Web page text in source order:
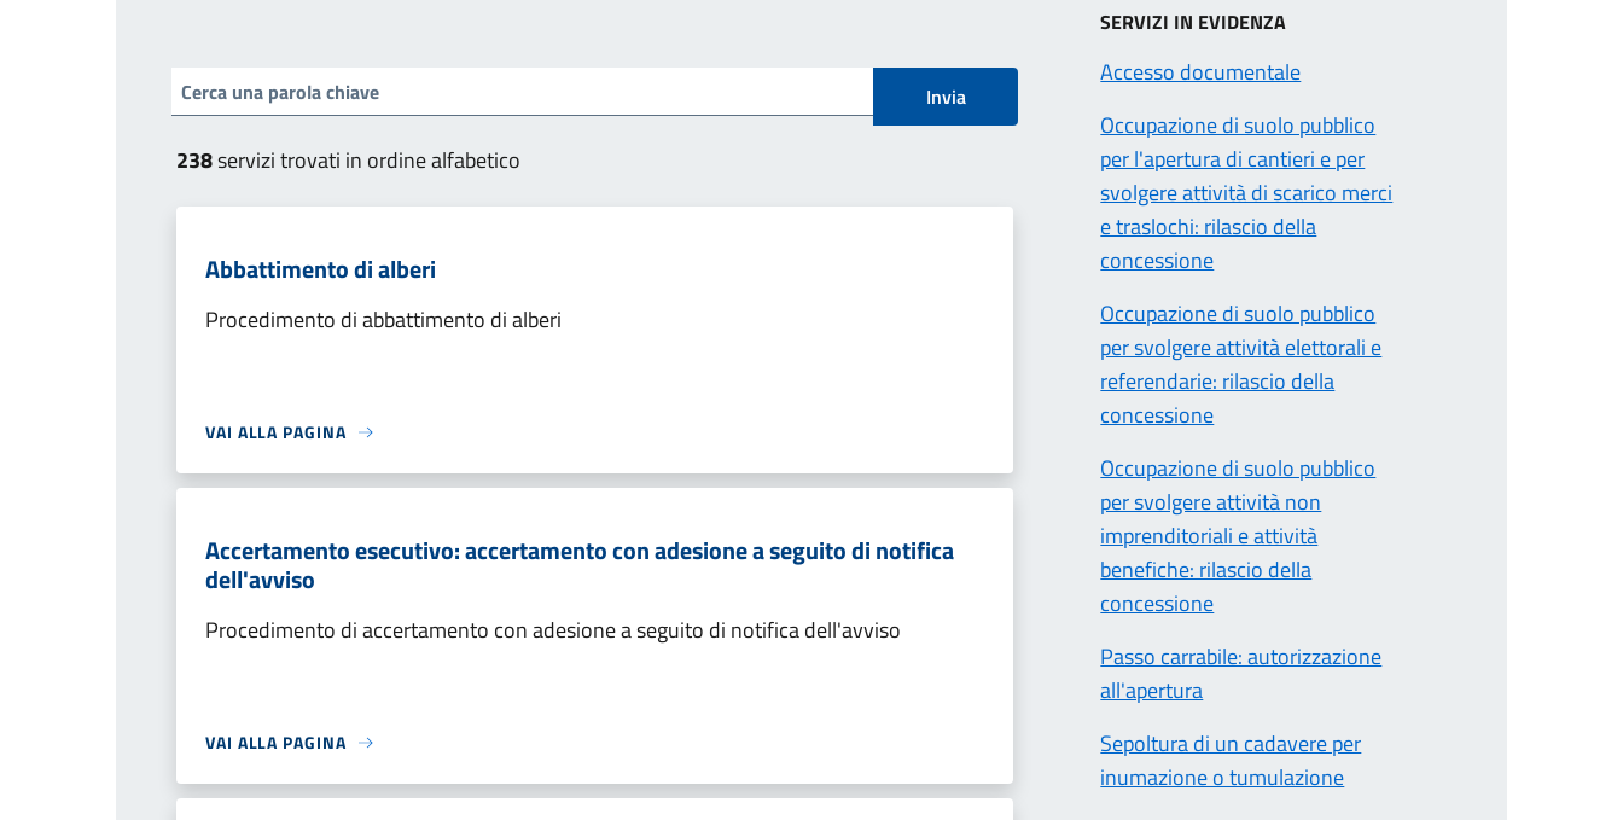
Invia
238servizi trovati in ordine alfabetico
Abbattimento di alberi
Procedimento di abbattimento di alberi
VAI ALLA PAGINA
Accertamento esecutivo: accertamento con adesione a seguito di notifica
dell'avviso
Procedimento di accertamento con adesione a seguito di notifica dell'avviso
VAI ALLA PAGINA
SERVIZI IN EVIDENZA
Accesso documentale
Occupazione di suolo pubblico
per l'apertura di cantieri e per
svolgere attività di scarico merci
e traslochi: rilascio della
concessione
Occupazione di suolo pubblico
per svolgere attività elettorali e
referendarie: rilascio della
concessione
Occupazione di suolo pubblico
per svolgere attività non
imprenditoriali e attività
benefiche: rilascio della
concessione
Passo carrabile: autorizzazione
all'apertura
Sepoltura di un cadavere per
inumazione o tumulazione